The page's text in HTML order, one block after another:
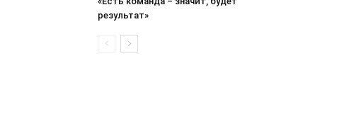
результат»